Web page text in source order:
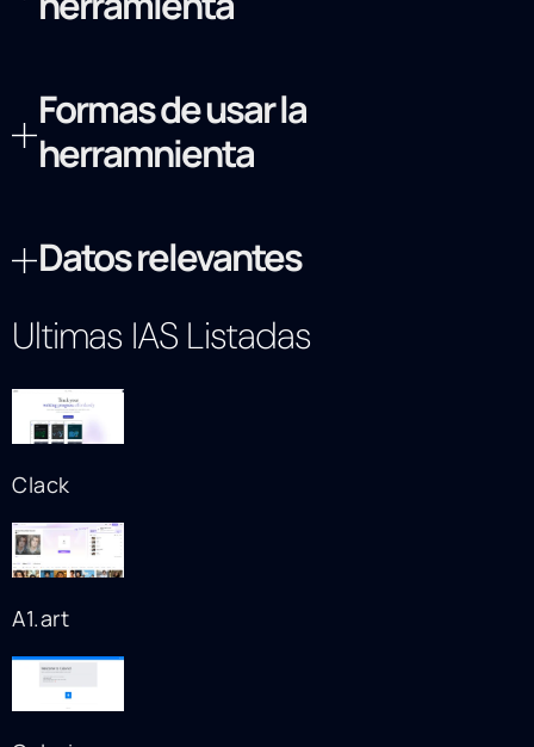
Formas de usar la
herramnienta
Datos relevantes
Ultimas IAS Listadas
Clack
A1.art